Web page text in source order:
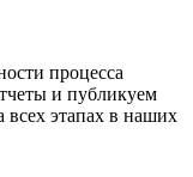
процесса
и публикуем
всех этапах в наших